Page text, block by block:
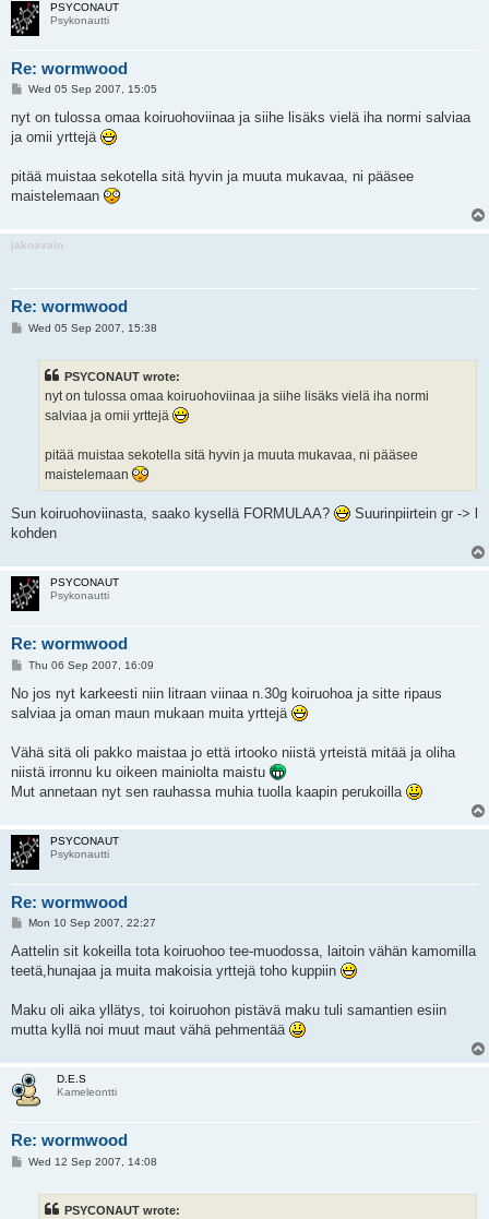
PSYCONAUT
Psykonautti
Re: wormwood
P
s
Wed 05 Sep 2007, 15:05
nyt on tulossa omaa koiruohoviinaa ja siihe lisäks vielä iha normi salviaa
ja omii yrttejä
pitää muistaa sekotella sitä hyvin ja muuta mukavaa, ni pääsee
maistelemaan
jakoavain
Re: wormwood
PWed 05 Sep 2007, 15:38
PSYCONAUT wrote:
nyt on tulossa omaa koiruohoviinaa ja siihe lisäks vielä iha normi
salviaa ja omii yrttejä
pitää muistaa sekotella sitä hyvin ja muuta mukavaa, ni pääsee
maistelemaan
Sun koiruohoviinasta, saako kysellä FORMULAA?
Suurinpiirtein gr -> l
kohden
PSYCONAUT
Psykonautti
Re: wormwood
P
s
Thu 06 Sep 2007, 16:09
No jos nyt karkeesti niin litraan viinaa n.30g koiruohoa ja sitte ripaus
salviaa ja oman maun mukaan muita yrttejä
Vähä sitä oli pakko maistaa jo että irtooko niistä yrteistä mitää ja oliha
niistä irronnu ku oikeen mainiolta maistu
Mut annetaan nyt sen rauhassa muhia tuolla kaapin perukoilla
PSYCONAUT
Psykonautti
Re: wormwood
P
s
Mon 10 Sep 2007, 22:27
Aattelin sit kokeilla tota koiruohoo tee-muodossa, laitoin vähän kamomilla
teetä,hunajaa ja muita makoisia yrttejä toho kuppiin
Maku oli aika yllätys, toi koiruohon pistävä maku tuli samantien esiin
mutta kyllä noi muut maut vähä pehmentää
D.E.S
Kameleontti
Re: wormwood
PWed 12 Sep 2007, 14:08
PSYCONAUT wrote: